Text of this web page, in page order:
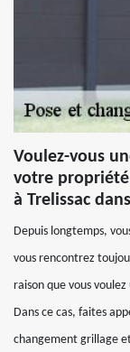
Voulez-vous
votre propriété
à Trelissac
Depuis longtemps,
vous rencontrez
raison que vous
Dans ce cas, faites
changement grillage